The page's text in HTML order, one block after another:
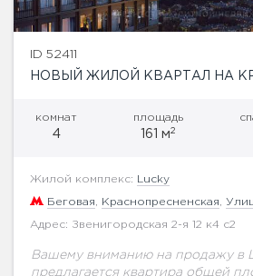
ID 52411
НОВЫЙ ЖИЛОЙ КВАРТАЛ НА
комнат
4
площадь
161 м2
Жилой комплекс: Lucky
Беговая Краснопресненская
Адрес: Звенигородская 2-я 12 к4 с2
Вашему вниманию на продажу в
предлагается квартира общей